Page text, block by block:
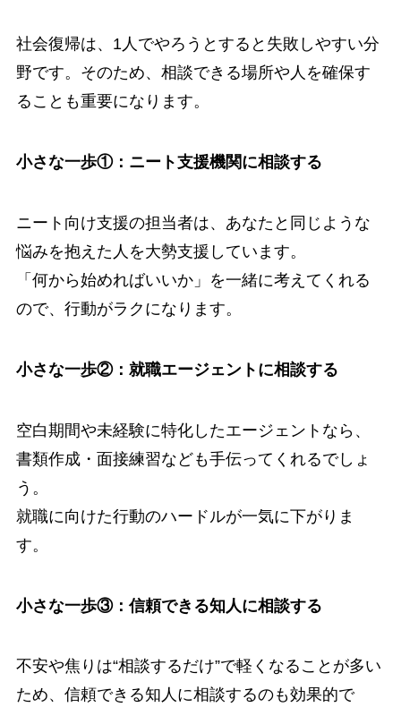
社会復帰は、1人でやろうとすると失敗しやすい分
野です。そのため、相談できる場所や人を確保す
ることも重要になります。
小さな一歩①：ニート支援機関に相談する
ニート向け支援の担当者は、あなたと同じような
悩みを抱えた人を大勢支援しています。
「何から始めればいいか」を一緒に考えてくれる
ので、行動がラクになります。
小さな一歩②：就職エージェントに相談する
空白期間や未経験に特化したエージェントなら、
書類作成・面接練習なども手伝ってくれるでしょ
う。
就職に向けた行動のハードルが一気に下がりま
す。
小さな一歩③：信頼できる知人に相談する
不安や焦りは“相談するだけ”で軽くなることが多い
ため、信頼できる知人に相談するのも効果的で